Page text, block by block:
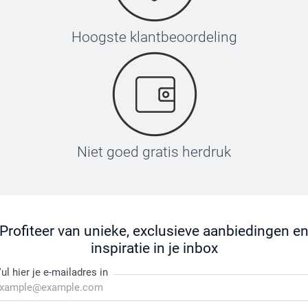
Hoogste klantbeoordeling
Niet goed gratis herdruk
Profiteer van unieke, exclusieve aanbiedingen en
inspiratie in je inbox
hier je e-mailadres in